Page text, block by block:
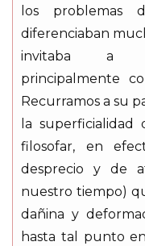
los
diferenciaban
invitaba a
principalmente
Recurramos a su
la superficialidad
filosofar, en
desprecio y de
nuestro tiempo)
dañina y
hasta tal punto